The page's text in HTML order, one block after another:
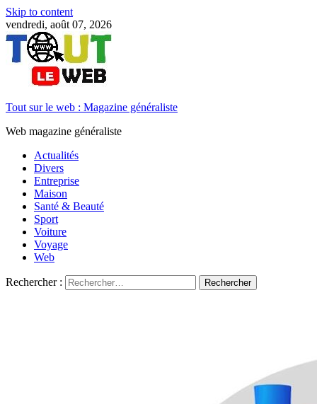
Skip to content
vendredi, août 07, 2026
Tout sur le web : Magazine généraliste
Web magazine généraliste
Actualités
Divers
Entreprise
Maison
Santé & Beauté
Sport
Voiture
Voyage
Web
Rechercher :